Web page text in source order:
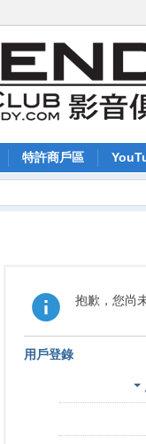
特許商戶區
抱歉，您尚
用戶登錄